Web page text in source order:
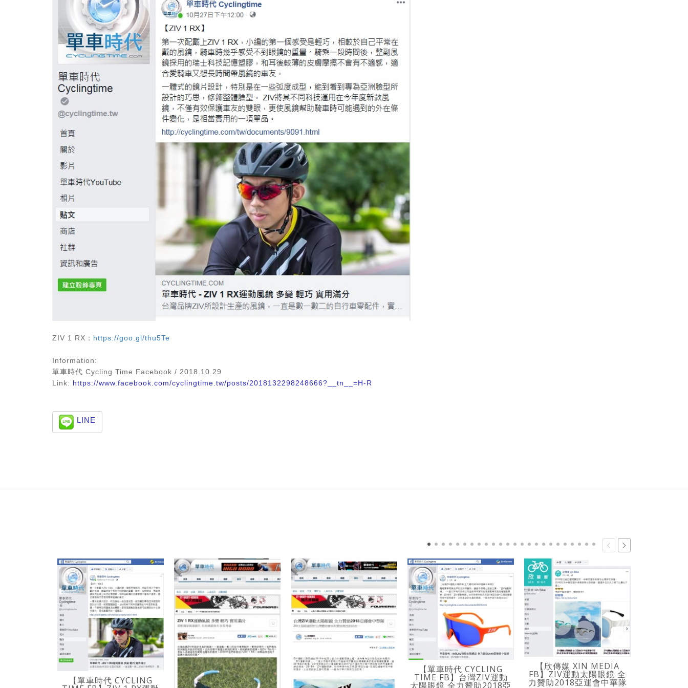
ZIV 1 RX： https://goo.gl/thu5Te
Information:
單車時代 Cycling Time Facebook / 2018.10.29
Link: https://www.facebook.com/cyclingtime.tw/posts/2018132298248666?__tn__=H-R​
LINE
【單車時代 CYCLING
【單車時代 CYCLING
TIME FB】台灣ZIV運動
太陽眼鏡 全力贊助2018亞
【欣傳媒 XIN MEDIA
FB】ZIV運動太陽眼鏡 全
力贊助2018亞運會中華隊